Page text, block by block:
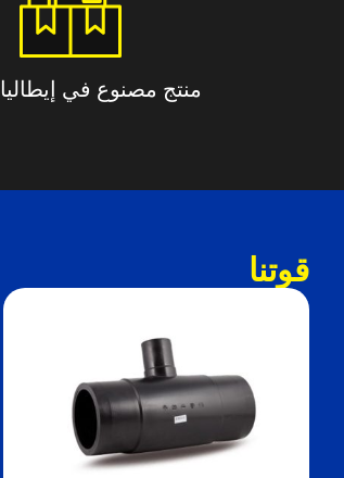
منتج مصنوع في إيطاليا 100%.
قوتنا